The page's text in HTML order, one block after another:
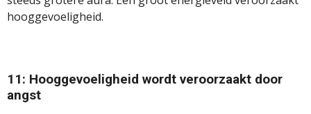
hooggevoeligheid.
11: Hooggevoeligheid wordt veroorzaakt door
angst